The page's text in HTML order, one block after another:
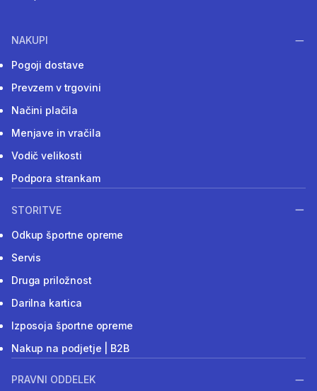
NAKUPI
Pogoji dostave
Prevzem v trgovini
Načini plačila
Menjave in vračila
Vodič velikosti
Podpora strankam
STORITVE
Odkup športne opreme
Servis
Druga priložnost
Darilna kartica
Izposoja športne opreme
Nakup na podjetje | B2B
PRAVNI ODDELEK